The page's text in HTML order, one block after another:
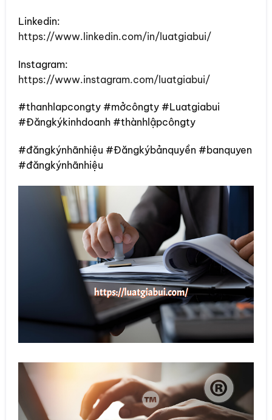
Linkedin:
https://www.linkedin.com/in/luatgiabui/
Instagram:
https://www.instagram.com/luatgiabui/
#thanhlapcongty #mởcôngty #Luatgiabui
#Đăngkýkinhdoanh #thànhlậpcôngty
#đăngkýnhãnhiệu #Đăngkýbảnquyền #banquyen
#đăngkýnhãnhiệu